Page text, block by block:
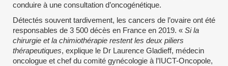
conduire à une consultation d’oncogénétique.
Détectés souvent tardivement, les cancers de l’ovaire ont été
responsables de 3 500 décès en France en 2019. « Si la
chirurgie et la chimiothérapie restent les deux piliers
thérapeutiques, explique le Dr Laurence Gladieff, médecin
oncologue et chef du comité gynécologie à l’IUCT-Oncopole,